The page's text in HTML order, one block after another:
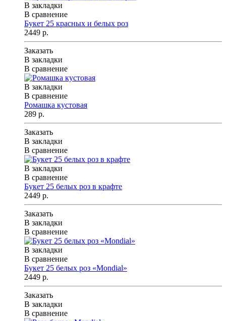
В закладки
В сравнение
Букет 25 красных и белых роз
2449 р.
Заказать
В закладки
В сравнение
В закладки
В сравнение
Ромашка кустовая
289 р.
Заказать
В закладки
В сравнение
В закладки
В сравнение
Букет 25 белых роз в крафте
2449 р.
Заказать
В закладки
В сравнение
В закладки
В сравнение
Букет 25 белых роз «Mondial»
2449 р.
Заказать
В закладки
В сравнение